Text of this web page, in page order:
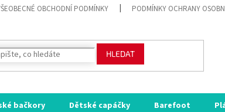
OBCHODNÍ PODMÍNKY PODMÍNKY OCHRANY
HLEDAT
bačkory Dětské capáčky Barefoot